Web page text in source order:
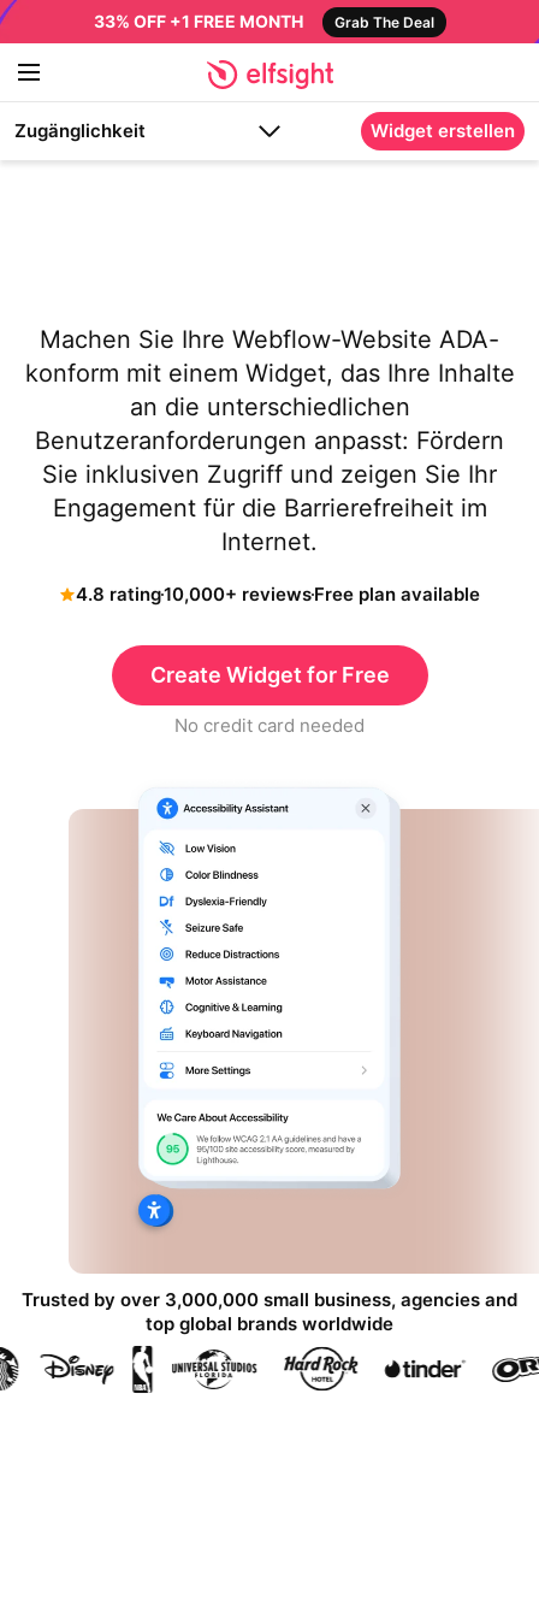
33% OFF +1 FREE MONTH Grab The Deal
Zugänglichkeit Widget erstellen
Machen Sie Ihre Webflow-Website ADA-
konform mit einem Widget, das Ihre Inhalte
an die unterschiedlichen
Benutzeranforderungen anpasst: Fördern
Sie inklusiven Zugriff und zeigen Sie Ihr
Engagement für die Barrierefreiheit im
Internet.
4.8 rating10,000+ reviewsFree plan available
Create Widget for Free
No credit card needed
Trusted by over 3,000,000 small business, agencies and
top global brands worldwide